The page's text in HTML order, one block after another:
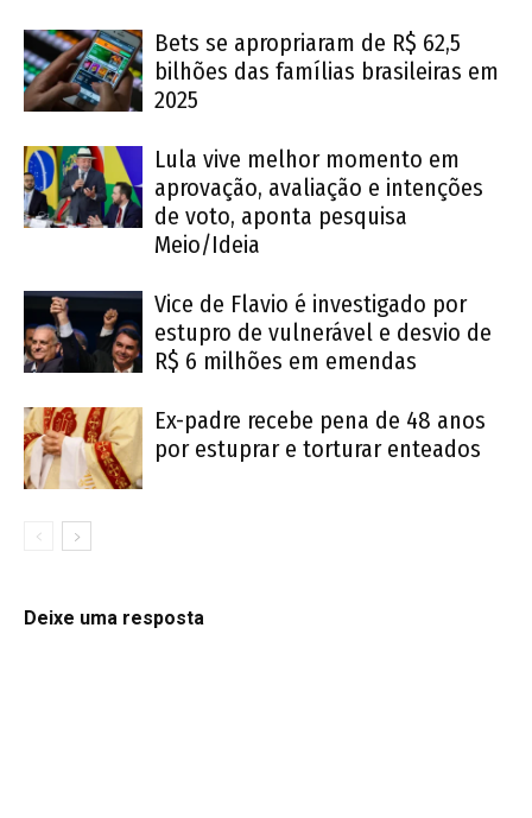
Bets se apropriaram de R$ 62,5
bilhões das famílias brasileiras em
2025
Lula vive melhor momento em
aprovação, avaliação e intenções
de voto, aponta pesquisa
Meio/Ideia
Vice de Flavio é investigado por
estupro de vulnerável e desvio de
R$ 6 milhões em emendas
Ex-padre recebe pena de 48 anos
por estuprar e torturar enteados
Deixe uma resposta